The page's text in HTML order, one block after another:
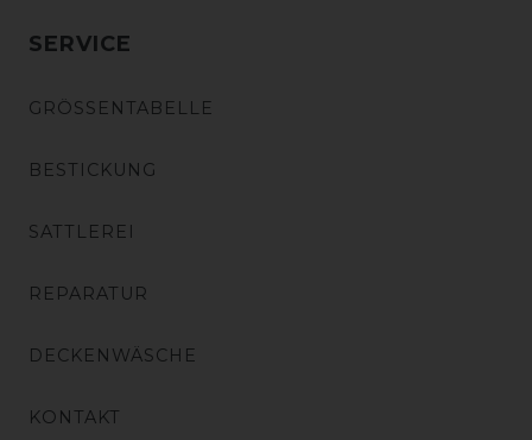
SERVICE
GRÖSSENTABELLE
BESTICKUNG
SATTLEREI
REPARATUR
DECKENWÄSCHE
KONTAKT